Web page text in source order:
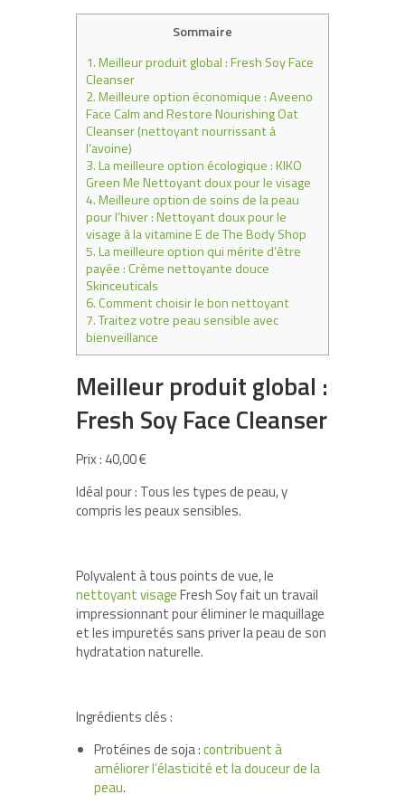
Sommaire
1.Meilleur produit global : Fresh Soy Face
Cleanser
2.Meilleure option économique : Aveeno
Face Calm and Restore Nourishing Oat
Cleanser (nettoyant nourrissant à
l’avoine)
3.La meilleure option écologique : KIKO
Green Me Nettoyant doux pour le visage
4.Meilleure option de soins de la peau
pour l’hiver : Nettoyant doux pour le
visage à la vitamine E de The Body Shop
5.La meilleure option qui mérite d’être
payée : Crème nettoyante douce
Skinceuticals
6.Comment choisir le bon nettoyant
7.Traitez votre peau sensible avec
bienveillance
Meilleur produit global :
Fresh Soy Face Cleanser
Prix : 40,00 €
Idéal pour : Tous les types de peau, y
compris les peaux sensibles.
Polyvalent à tous points de vue, le
nettoyant visageFresh Soy fait un travail
impressionnant pour éliminer le maquillage
et les impuretés sans priver la peau de son
hydratation naturelle.
Ingrédients clés :
Protéines de soja :contribuent à
améliorer l’élasticité et la douceur de la
peau.